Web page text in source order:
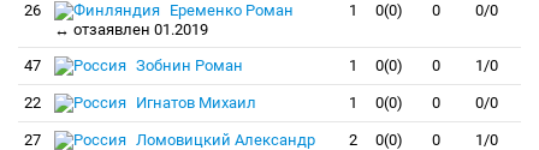
26
Еременко Роман
↔ отзаявлен 01.2019
1 0(0) 0 0/0
47 Зобнин Роман 1 0(0) 0 1/0
22 Игнатов Михаил 1 0(0) 0 0/0
27 Ломовицкий Александр 2 0(0) 0 1/0